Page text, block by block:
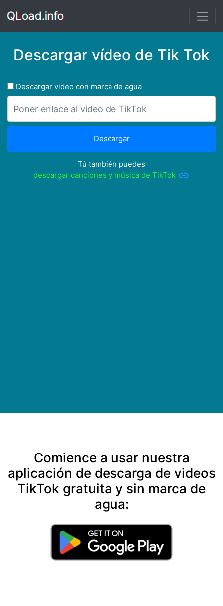
QLoad.info
Descargar vídeo de Tik Tok
Descargar video con marca de agua
Descargar
Tú también puedes
descargar canciones y música de TikTok
Comience a usar nuestra
aplicación de descarga de videos
TikTok gratuita y sin marca de
agua: